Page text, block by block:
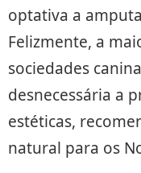
optativa a
Felizmente, a
sociedades
desnecessária a
estéticas,
natural para os